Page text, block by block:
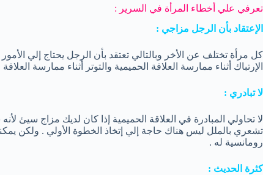
تعرفي علي أخطاء المرأة في السرير :
الإعتقاد بأن الرجل مزاجي :
كل مرأة تختلف عن الأخر وبالتالي تعتقد بأن الرجل يحتاج إلي
الإرتباك أثناء ممارسة العلاقة الحميمية والتوتر أثناء ممارسة
لا تبادري :
لا تحاولي المبادرة في العلاقة الحميمية إذا كان لديك مزاج سيئ
تشعري بالملل ليس هناك حاجة إلي إتخاذ الخطوة الأولي . ولكن
رومانسية له .
كثرة الحديث :